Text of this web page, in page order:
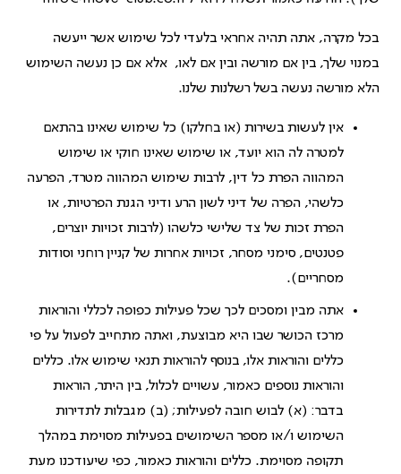
בכל מקרה, אתה תהיה אחראי בלעדי לכל שימוש אשר ייעשה
במנוי שלך, בין אם מורשה ובין אם לאו, אלא אם כן נעשה השימוש
הלא מורשה נעשה בשל רשלנות שלנו.
אין לעשות בשירות (או בחלקו) כל שימוש שאינו בהתאם
למטרה לה הוא יועד, או שימוש שאינו חוקי או שימוש
המהווה הפרת כל דין, לרבות שימוש המהווה מטרד, הפרעה
כלשהי, הפרה של דיני לשון הרע ודיני הגנת הפרטיות, או
הפרת זכות של צד שלישי כלשהו (לרבות זכויות יוצרים,
פטנטים, סימני מסחר, זכויות אחרות של קניין רוחני וסודות
מסחריים).
אתה מבין ומסכים לכך שכל פעילות כפופה לכללי והוראות
מרכז הכושר שבו היא מבוצעת, ואתה מתחייב לפעול על פי
כללים והוראות אלו, בנוסף להוראות תנאי שימוש אלו. כללים
והוראות נוספים כאמור, עשויים לכלול, בין היתר, הוראות
בדבר: (א) לבוש חובה לפעילות; (ב) מגבלות לתדירות
השימוש ו/או מספר השימושים בפעילות מסוימת במהלך
תקופה מסוימת. כללים והוראות כאמור, כפי שיעודכנו מעת